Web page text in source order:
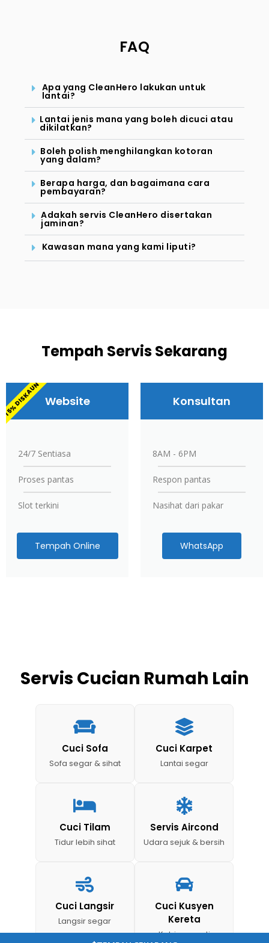
FAQ
Apa yang CleanHero lakukan untuk
lantai?
Lantai jenis mana yang boleh dicuci atau
dikilatkan?
Boleh polish menghilangkan kotoran
yang dalam?
Berapa harga, dan bagaimana cara
pembayaran?
Adakah servis CleanHero disertakan
jaminan?
Kawasan mana yang kami liputi?
Tempah Servis Sekarang
Website
24/7 Sentiasa
Proses pantas
Slot terkini
Tempah Online
15% DISKAUN Konsultan
8AM - 6PM
Respon pantas
Nasihat dari pakar
WhatsApp
Servis Cucian Rumah Lain
Cuci Sofa
Sofa segar & sihat
Cuci Karpet
Lantai segar
Cuci Tilam
Tidur lebih sihat
Servis Aircond
Udara sejuk & bersih
Cuci Langsir
Langsir segar
Cuci Kusyen
Kereta
Kabin seperti